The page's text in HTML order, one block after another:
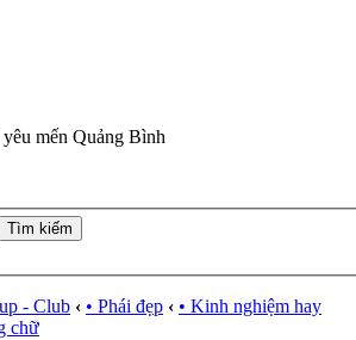
mến Quảng Bình
- Club ‹ • Phái đẹp ‹ • Kinh nghiệm hay
chữ